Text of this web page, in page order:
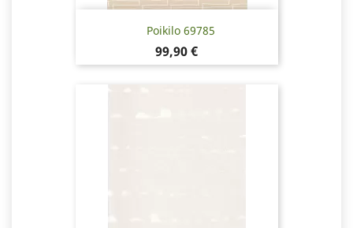
Poikilo 69785
Pris
99,90 €